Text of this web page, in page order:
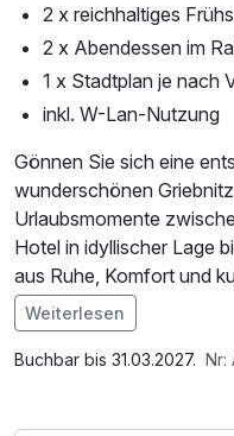
2 x reichhaltiges
2 x Abendessen im
1 x Stadtplan je nach
inkl. W-Lan-Nutzung
Gönnen Sie sich eine
wunderschönen
Urlaubsmomente
Hotel in idyllischer Lage
aus Ruhe, Komfort und
einen Kurzurlaub in
Starten Sie Ihren Tag mit
Im Angebot enthalten
W-LAN Nutzung /
Weiterlesen
Buchbar bis 31.03.2027. Nr: